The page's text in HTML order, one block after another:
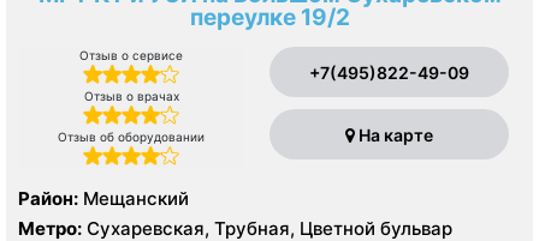
переулке 19/2
Отзыв о сервисе
Отзыв о врачах
Отзыв об оборудовании
+7(495)822-49-09
На карте
Район: Мещанский
Метро: Сухаревская, Трубная, Цветной бульвар